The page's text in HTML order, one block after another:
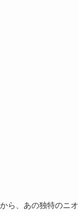
ら、あの独特のニ